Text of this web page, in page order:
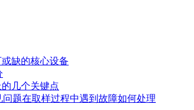
缺的核心设备
几个关键点
题在取样过程中遇到故障如何处理